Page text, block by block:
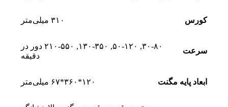
کورس ۳۱۰ میلی‌متر
سرعت
۳۰-۸۰, ۵۰-۱۲۰, ۱۳۰-۳۵۰,
۲۱۰-۵۵۰ دور در
دقیقه
ابعاد پایه مگنت ۱۲۰*۳۶۰*۶۷ میلی‌متر